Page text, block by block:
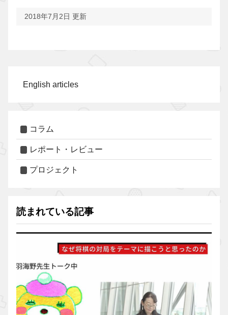
2018年7月2日 更新
English articles
コラム
レポート・レビュー
プロジェクト
読まれている記事